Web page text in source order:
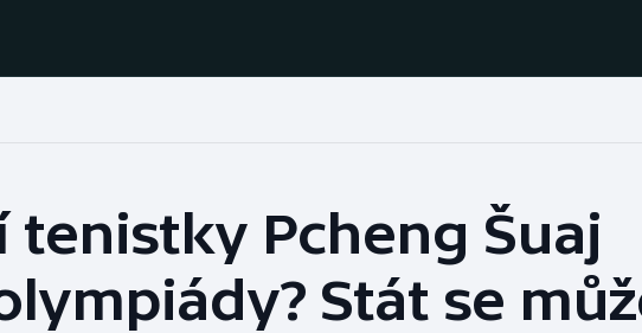
a softbal Jezdectví
Judo
Rychlobruslení
Rychlostní
kanoistika
tenistky Pcheng Šuaj
Stát se